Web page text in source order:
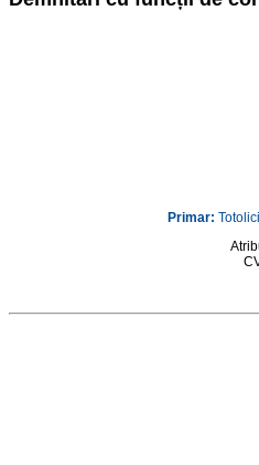
Primar: